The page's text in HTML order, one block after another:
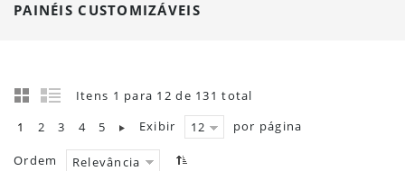
PAINÉIS CUSTOMIZÁVEIS
Itens 1 para 12 de 131 total
1
2 3 4 5 Exibir 12 por página
Ordem Relevância